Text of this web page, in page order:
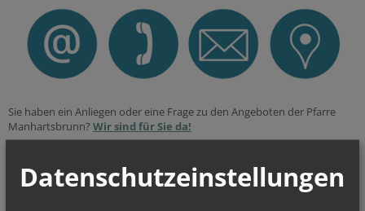
Sie haben ein Anliegen oder eine Frage zu den Angeboten der Pfarre
Manhartsbrunn? Wir sind für Sie da!
Datenschutzeinstellungen